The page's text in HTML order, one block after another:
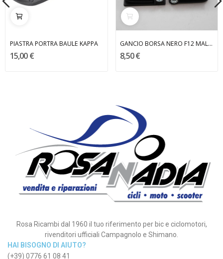
PIASTRA PORTRA BAULE KAPPA
15,00 €
GANCIO BORSA NERO F12 MALAGUTI
8,50 €
Rosa Ricambi dal 1960 il tuo riferimento per bic e ciclomotori,
rivenditori ufficiali Campagnolo e Shimano.
HAI BISOGNO DI AIUTO?
(+39) 0776 61 08 41